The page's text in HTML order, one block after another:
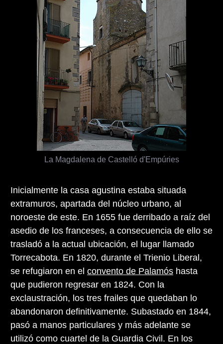
La Magdalena de Castelló d'Empúries
Inicialmente la casa agustina estaba situada
extramuros, apartada del núcleo urbano, al
noroeste de este. En 1655 fue derribado a raíz del
asedio de los franceses, a consecuencia de ello se
trasladó a la actual ubicación, el lugar llamado
Torrecabota. En 1820, durante el Trienio Liberal,
se refugiaron en el convento de Palamós hasta
que pudieron regresar en 1824. Con la
exclaustración, los tres frailes que quedaban lo
abandonaron definitivamente. Subastado en 1844,
pasó a manos particulares y más adelante se
utilizó como cuartel de la Guardia Civil. En los